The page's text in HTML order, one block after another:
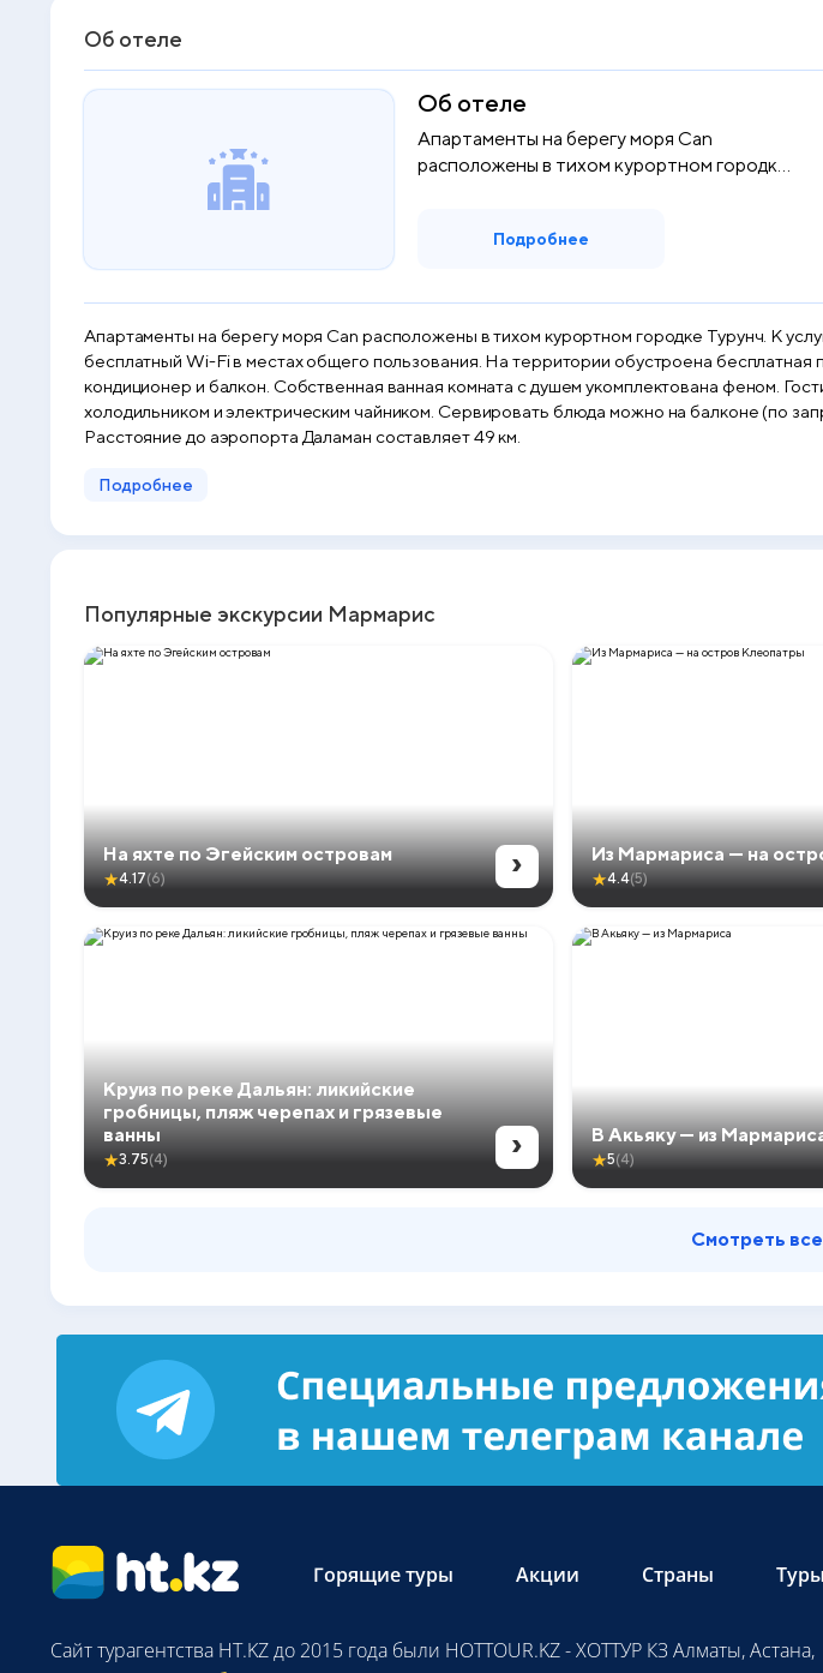
Об отеле
Об отеле
Апартаменты на берегу моря Can
расположены в тихом курортном городке
Подробнее
Апартаменты на берегу моря Can расположены в тихом курортном городке Турунч. К
бесплатный Wi-Fi в местах общего пользования. На территории обустроена бесплатная
кондиционер и балкон. Собственная ванная комната с душем укомплектована феном.
холодильником и электрическим чайником. Сервировать блюда можно на балконе (по
Расстояние до аэропорта Даламан составляет 49 км.
Подробнее
Популярные экскурсии Мармарис
На яхте по Эгейским островам
★4.17(6) › Из Мармариса — на
★4.4(5)
Круиз по реке Дальян: ликийские
гробницы, пляж черепах и грязевые
ванны
★3.75(4) › В Акьяку — из
★5(4)
Смотреть
Горящие туры Акции Страны Туры
Сайт турагентства HT.KZ до 2015 года были HOTTOUR.KZ - ХОТТУР КЗ Алматы, Астана,